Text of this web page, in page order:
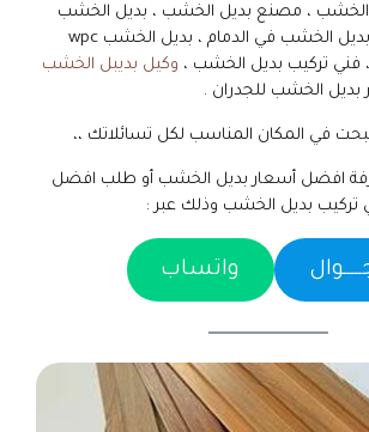
الخشب ، مصنع بديل الخشب ، بديل الخشب
pvc ، معلم تركيب بديل الخشب في الدمام ، بديل الخشب wpc
فني تركيب بديل الخشب ، وكيل بديبل الخشب
الخشب للجدران .
في المكان المناسب لكل تسائلاتك ،،
افضل أسعار بديل الخشب أو طلب افضل
تركيب بديل الخشب وذلك عبر :
واتساب